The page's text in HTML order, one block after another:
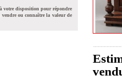
votre disposition pour répondre
vendre ou connaître la valeur de